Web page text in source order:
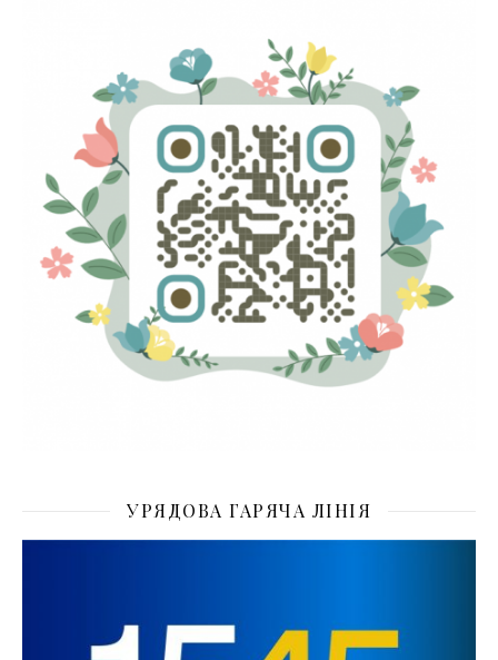
УРЯДОВА ГАРЯЧА ЛІНІЯ